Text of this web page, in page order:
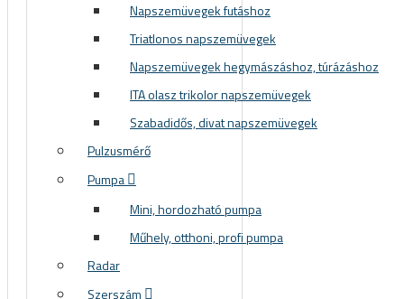
Napszemüvegek futáshoz
Triatlonos napszemüvegek
Napszemüvegek hegymászáshoz, túrázáshoz
ITA olasz trikolor napszemüvegek
Szabadidős, divat napszemüvegek
Pulzusmérő
Pumpa
Mini, hordozható pumpa
Műhely, otthoni, profi pumpa
Radar
Szerszám